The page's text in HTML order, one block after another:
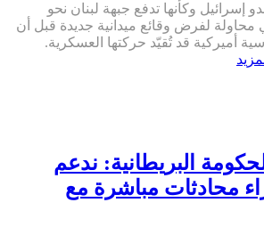
إسرائيل وكأنها تدفع جبهة لبنان نحو
محاولة لفرض وقائع ميدانية جديدة قبل أن
أميركية قد تُقيّد حركتها العسكرية.
البريطانية: ندعم
محادثات مباشرة مع